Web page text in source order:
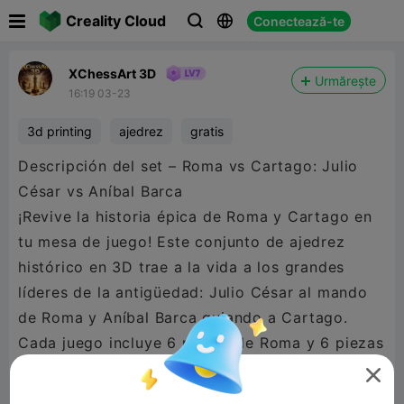
Creality Cloud   Conectează-te
XChessArt 3D
16:19 03-23
Urmărește
3d printing ajedrez gratis
Descripción del set – Roma vs Cartago: Julio
César vs Aníbal Barca
¡Revive la historia épica de Roma y Cartago en
tu mesa de juego! Este conjunto de ajedrez
histórico en 3D trae a la vida a los grandes
líderes de la antigüedad: Julio César al mando
de Roma y Aníbal Barca guiando a Cartago.
Cada juego incluye 6 piezas de Roma y 6 piezas
de Cartago, cuidadosamente diseñadas con
detalles históricos auténticos y acabados
